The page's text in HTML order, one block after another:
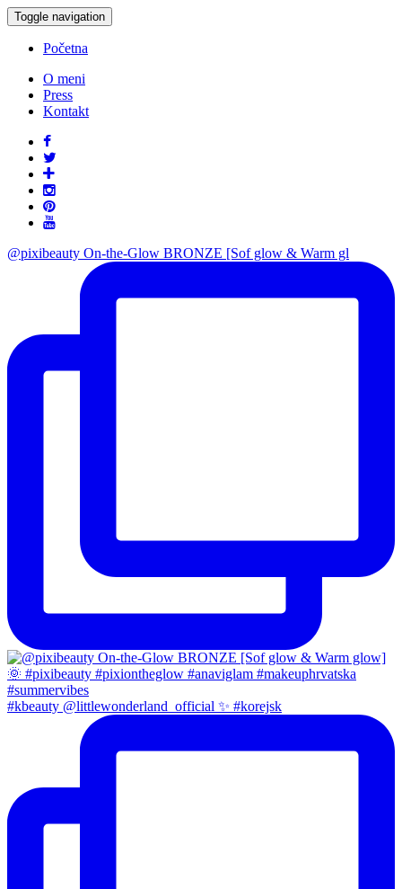
Toggle navigation
Početna
O meni
Press
Kontakt
@pixibeauty On-the-Glow BRONZE [Sof glow & Warm gl
#kbeauty @littlewonderland_official ✨ #korejsk